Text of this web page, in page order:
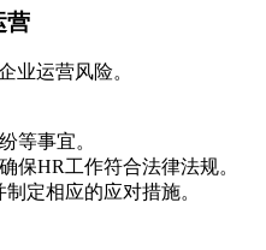
营
业运营风险。
等事宜。
保HR工作符合法律法规。
定相应的应对措施。